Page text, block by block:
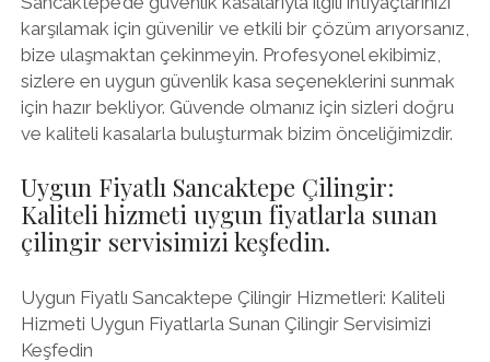
karşılamak için güvenilir ve etkili bir çözüm arıyorsanız,
bize ulaşmaktan çekinmeyin. Profesyonel ekibimiz,
sizlere en uygun güvenlik kasa seçeneklerini sunmak
için hazır bekliyor. Güvende olmanız için sizleri doğru
ve kaliteli kasalarla buluşturmak bizim önceliğimizdir.
Uygun Fiyatlı Sancaktepe Çilingir:
Kaliteli hizmeti uygun fiyatlarla sunan
çilingir servisimizi keşfedin.
Uygun Fiyatlı Sancaktepe Çilingir Hizmetleri: Kaliteli
Hizmeti Uygun Fiyatlarla Sunan Çilingir Servisimizi
Keşfedin